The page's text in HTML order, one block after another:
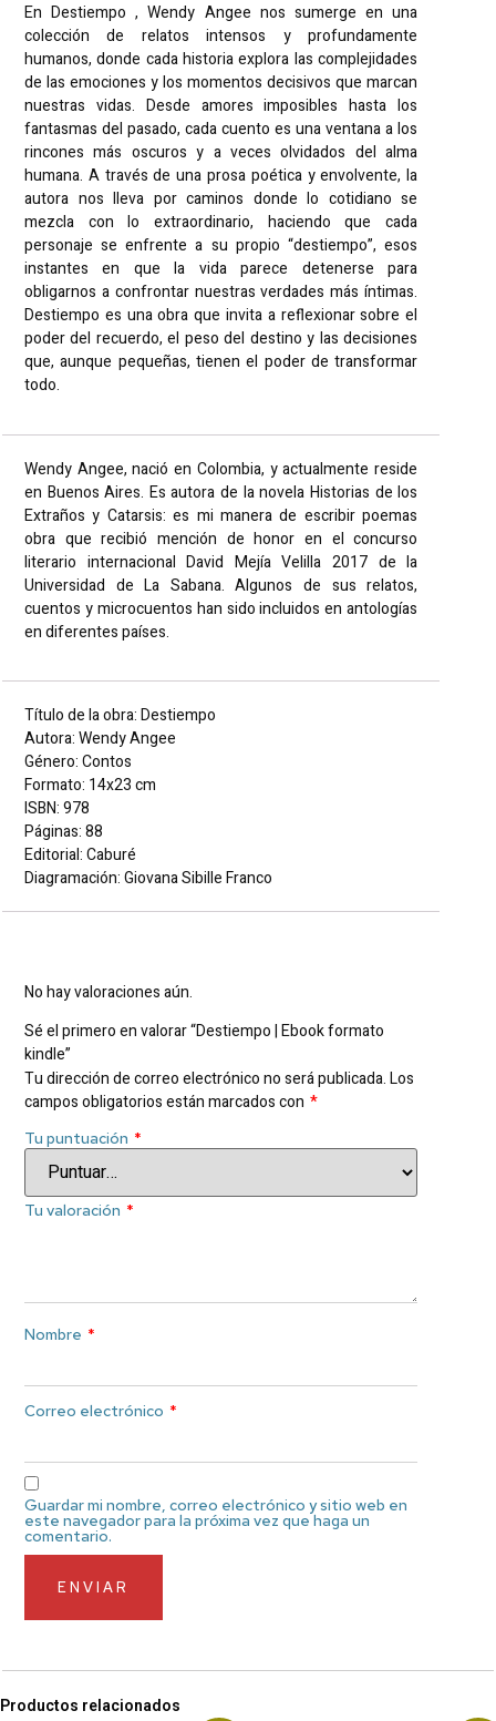
En Destiempo , Wendy Angee nos sumerge en una
colección de relatos intensos y profundamente
humanos, donde cada historia explora las complejidades
de las emociones y los momentos decisivos que marcan
nuestras vidas. Desde amores imposibles hasta los
fantasmas del pasado, cada cuento es una ventana a los
rincones más oscuros y a veces olvidados del alma
humana. A través de una prosa poética y envolvente, la
autora nos lleva por caminos donde lo cotidiano se
mezcla con lo extraordinario, haciendo que cada
personaje se enfrente a su propio “destiempo”, esos
instantes en que la vida parece detenerse para
obligarnos a confrontar nuestras verdades más íntimas.
Destiempo es una obra que invita a reflexionar sobre el
poder del recuerdo, el peso del destino y las decisiones
que, aunque pequeñas, tienen el poder de transformar
todo.
Wendy Angee, nació en Colombia, y actualmente reside
en Buenos Aires. Es autora de la novela Historias de los
Extraños y Catarsis: es mi manera de escribir poemas
obra que recibió mención de honor en el concurso
literario internacional David Mejía Velilla 2017 de la
Universidad de La Sabana. Algunos de sus relatos,
cuentos y microcuentos han sido incluidos en antologías
en diferentes países.
Título de la obra: Destiempo
Autora: Wendy Angee
Género: Contos
Formato: 14x23 cm
ISBN: 978
Páginas: 88
Editorial: Caburé
Diagramación: Giovana Sibille Franco
No hay valoraciones aún.
Sé el primero en valorar “Destiempo | Ebook formato
kindle”
Tu dirección de correo electrónico no será publicada.Los
campos obligatorios están marcados con *
Tu puntuación *
Tu valoración *
Nombre *
Correo electrónico *
Guardar mi nombre, correo electrónico y sitio web en
este navegador para la próxima vez que haga un
comentario.
Productos relacionados